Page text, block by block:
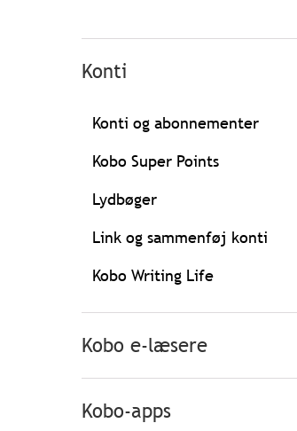
Konti
Konti og abonnementer
Kobo Super Points
Lydbøger
Link og sammenføj konti
Kobo Writing Life
Kobo e-læsere
Kobo-apps